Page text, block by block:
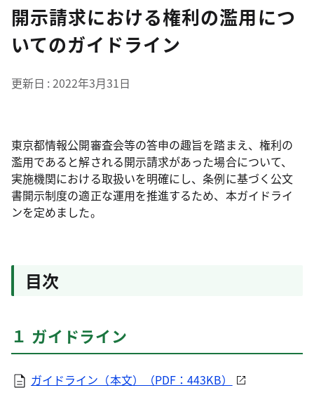
開示請求における権利の濫用につ
いてのガイドライン
更新日 2022年3月31日
東京都情報公開審査会等の答申の趣旨を踏まえ、権利の
濫用であると解される開示請求があった場合について、
実施機関における取扱いを明確にし、条例に基づく公文
書開示制度の適正な運用を推進するため、本ガイドライ
ンを定めました。
目次
１ ガイドライン
ガイドライン（本文）（PDF：443KB）